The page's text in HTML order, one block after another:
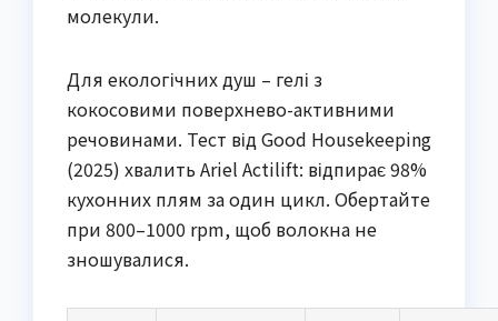
молекули.
Для екологічних душ – гелі з
кокосовими поверхнево-активними
речовинами. Тест від Good Housekeeping
(2025) хвалить Ariel Actilift: відпирає 98%
кухонних плям за один цикл. Обертайте
при 800–1000 rpm, щоб волокна не
зношувалися.